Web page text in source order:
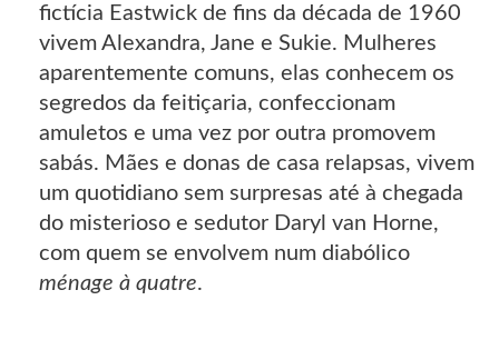
fictícia Eastwick de fins da década de 1960
vivem Alexandra, Jane e Sukie. Mulheres
aparentemente comuns, elas conhecem os
segredos da feitiçaria, confeccionam
amuletos e uma vez por outra promovem
sabás. Mães e donas de casa relapsas, vivem
um quotidiano sem surpresas até à chegada
do misterioso e sedutor Daryl van Horne,
com quem se envolvem num diabólico
ménage à quatre.